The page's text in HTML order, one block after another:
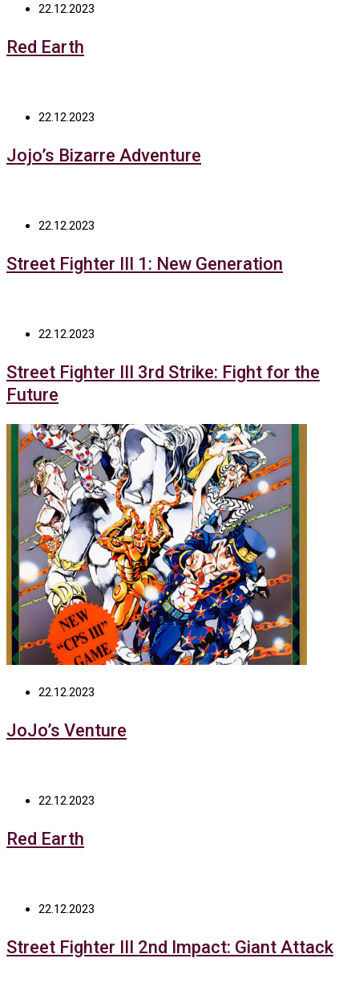
22.12.2023
Red Earth
22.12.2023
Jojo’s Bizarre Adventure
22.12.2023
Street Fighter III 1: New Generation
22.12.2023
Street Fighter III 3rd Strike: Fight for the
Future
22.12.2023
JoJo’s Venture
22.12.2023
Red Earth
22.12.2023
Street Fighter III 2nd Impact: Giant Attack